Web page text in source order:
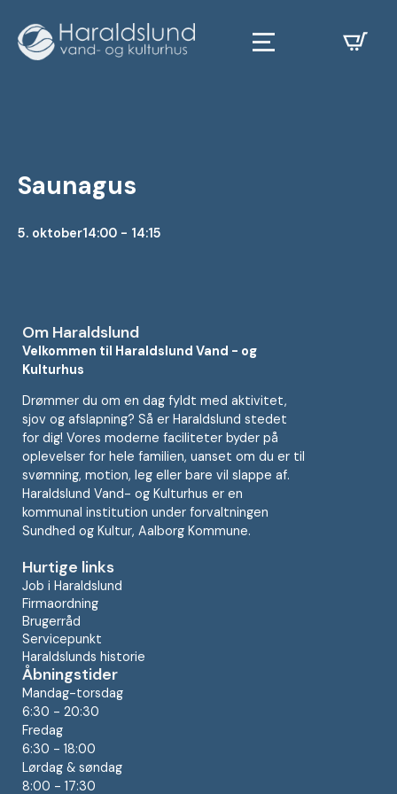
Saunagus
5. oktober14:00 - 14:15
Om Haraldslund
Velkommen til Haraldslund Vand - og
Kulturhus
Drømmer du om en dag fyldt med aktivitet,
sjov og afslapning? Så er Haraldslund stedet
for dig! Vores moderne faciliteter byder på
oplevelser for hele familien, uanset om du er til
svømning, motion, leg eller bare vil slappe af.
Haraldslund Vand- og Kulturhus er en
kommunal institution under forvaltningen
Sundhed og Kultur, Aalborg Kommune.
Hurtige links
Job i Haraldslund
Firmaordning
Brugerråd
Servicepunkt
Haraldslunds historie
Åbningstider
Mandag-torsdag
6:30 - 20:30
Fredag
6:30 - 18:00
Lørdag & søndag
8:00 - 17:30